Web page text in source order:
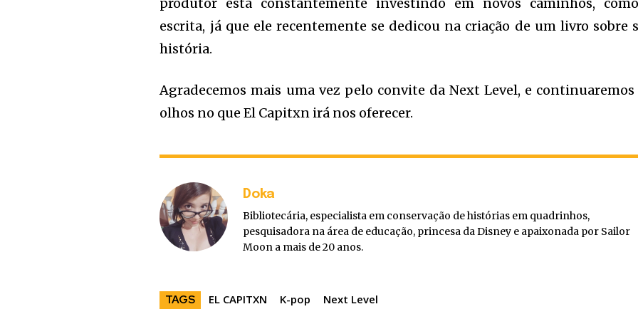
produtor está constantemente investindo em novos caminhos,
escrita, já que ele recentemente se dedicou na criação de um livro sobre
história.
Agradecemos mais uma vez pelo convite da Next Level, e continuaremos
olhos no que El Capitxn irá nos oferecer.
Doka
Bibliotecária, especialista em conservação de histórias em quadrinhos,
pesquisadora na área de educação, princesa da Disney e apaixonada por Sailor
Moon a mais de 20 anos.
TAGS EL CAPITXN K-pop Next Level